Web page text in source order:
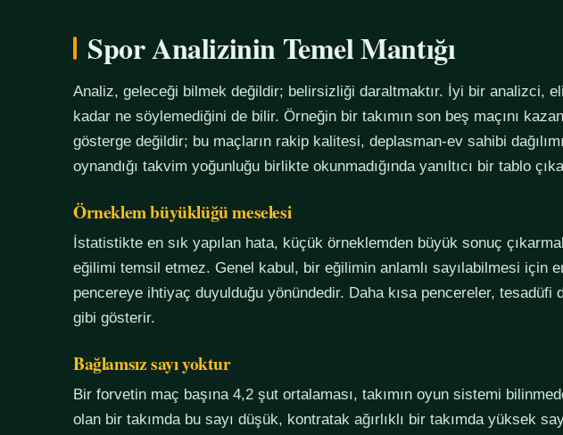
Spor Analizinin Temel Mantığı
Analiz, geleceği bilmek değildir; belirsizliği daraltmaktır. İyi bir analizci,
kadar ne söylemediğini de bilir. Örneğin bir takımın son beş maçını
gösterge değildir; bu maçların rakip kalitesi, deplasman-ev sahibi
oynandığı takvim yoğunluğu birlikte okunmadığında yanıltıcı bir tablo
Örneklem büyüklüğü meselesi
İstatistikte en sık yapılan hata, küçük örneklemden büyük sonuç
eğilimi temsil etmez. Genel kabul, bir eğilimin anlamlı sayılabilmesi için
pencereye ihtiyaç duyulduğu yönündedir. Daha kısa pencereler, tesadüfi
gibi gösterir.
Bağlamsız sayı yoktur
Bir forvetin maç başına 4,2 şut ortalaması, takımın oyun sistemi
olan bir takımda bu sayı düşük, kontratak ağırlıklı bir takımda yüksek